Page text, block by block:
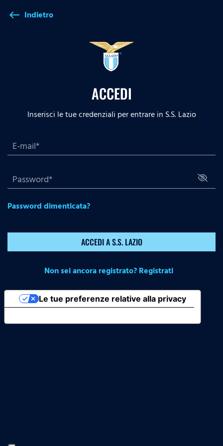
west Indietro
ACCEDI
Inserisci le tue credenziali per entrare in S.S. Lazio
Password dimenticata?
ACCEDI A S.S. LAZIO
Non sei ancora registrato? Registrati
Le tue preferenze relative alla privacy